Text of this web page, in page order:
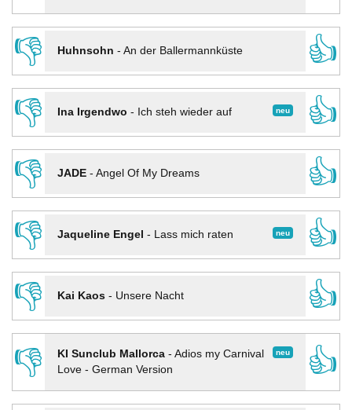
👎
Huhnsohn - An der Ballermannküste
👍
👎
neu
Ina Irgendwo - Ich steh wieder auf
👍
👎
JADE- Angel Of My Dreams
👍
👎
neu
Jaqueline Engel - Lass mich raten
👍
👎
Kai Kaos- Unsere Nacht
👍
👎
neu
KI Sunclub Mallorca- Adios my Carnival
Love - German Version
👍